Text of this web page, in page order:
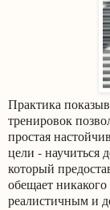
Практика
тренировок
простая
цели - научиться
который
обещает никакого
реалистичным и